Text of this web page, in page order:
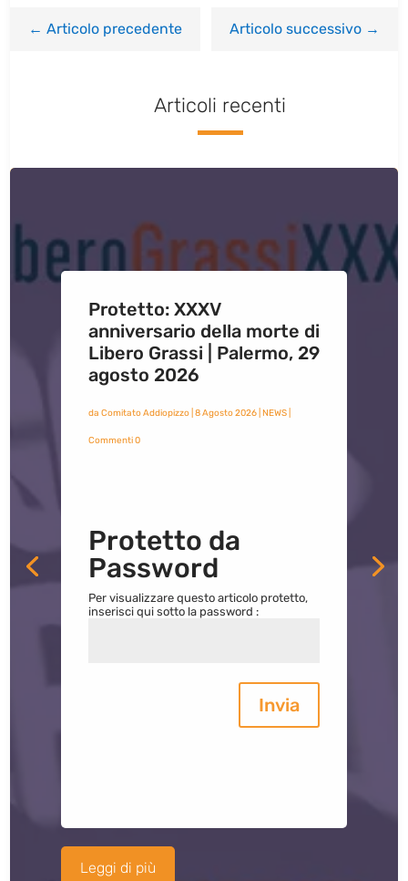
←Articolo precedente Articolo successivo→
Articoli recenti
Protetto: XXXV
anniversario della morte di
Libero Grassi | Palermo, 29
agosto 2026
da Comitato Addiopizzo| 8 Agosto 2026| NEWS|
Commenti 0
Protetto da
Password
Per visualizzare questo articolo protetto,
inserisci qui sotto la password :
Invia
Leggi di più